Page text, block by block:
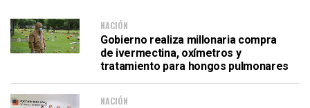
NACIÓN
Gobierno realiza millonaria compra
de ivermectina, oxímetros y
tratamiento para hongos pulmonares
NACIÓN